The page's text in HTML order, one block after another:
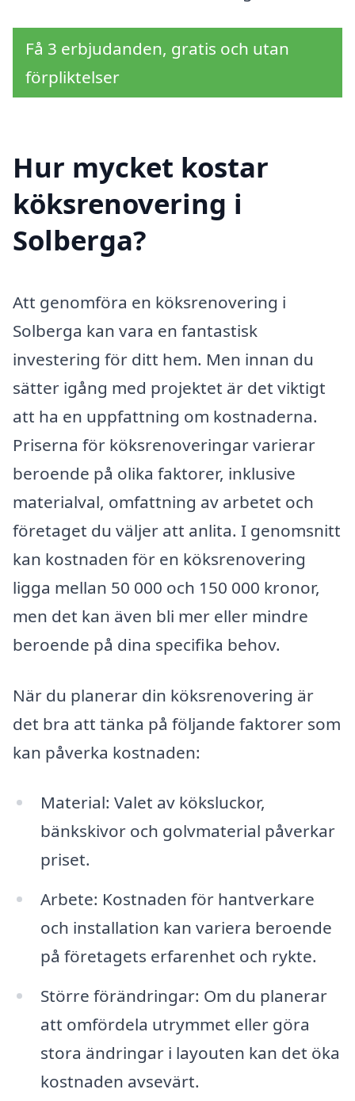
Få 3 erbjudanden, gratis och utan
förpliktelser
Hur mycket kostar
köksrenovering i
Solberga?
Att genomföra en köksrenovering i
Solberga kan vara en fantastisk
investering för ditt hem. Men innan du
sätter igång med projektet är det viktigt
att ha en uppfattning om kostnaderna.
Priserna för köksrenoveringar varierar
beroende på olika faktorer, inklusive
materialval, omfattning av arbetet och
företaget du väljer att anlita. I genomsnitt
kan kostnaden för en köksrenovering
ligga mellan 50 000 och 150 000 kronor,
men det kan även bli mer eller mindre
beroende på dina specifika behov.
När du planerar din köksrenovering är
det bra att tänka på följande faktorer som
kan påverka kostnaden:
Material: Valet av köksluckor,
bänkskivor och golvmaterial påverkar
priset.
Arbete: Kostnaden för hantverkare
och installation kan variera beroende
på företagets erfarenhet och rykte.
Större förändringar: Om du planerar
att omfördela utrymmet eller göra
stora ändringar i layouten kan det öka
kostnaden avsevärt.